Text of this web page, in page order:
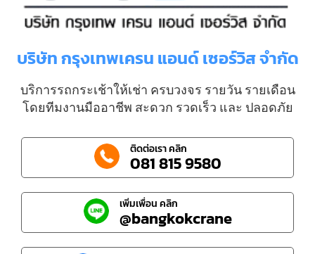
บริษัท กรุงเทพเครน แอนด์ เซอร์วิส จำกัด
บริการรถกระเช้าให้เช่า ครบวงจร รายวัน รายเดือน
โดยทีมงานมืออาชีพ สะดวก รวดเร็ว และ ปลอดภัย
ติดต่อเรา คลิก
081 815 9580
เพิ่มเพื่อน คลิก
@bangkokcrane